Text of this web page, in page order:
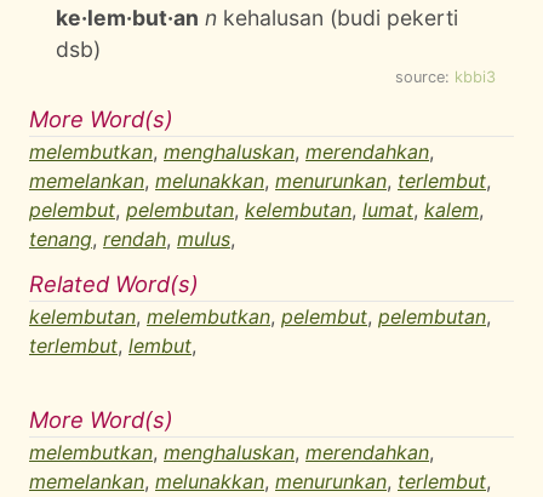
ke·lem·but·an n kehalusan (budi pekerti
dsb)
source: kbbi3
More Word(s)
melembutkan, menghaluskan, merendahkan,
memelankan, melunakkan, menurunkan, terlembut,
pelembut, pelembutan, kelembutan, lumat, kalem,
tenang, rendah, mulus,
Related Word(s)
kelembutan, melembutkan, pelembut, pelembutan,
terlembut, lembut,
More Word(s)
melembutkan, menghaluskan, merendahkan,
memelankan, melunakkan, menurunkan, terlembut,